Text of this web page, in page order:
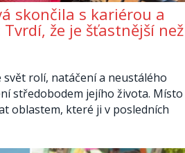
skončila s kariérou a
že je šťastnější než
svět rolí, natáčení a neustálého
středobodem jejího života. Místo
oblastem, které ji v posledních